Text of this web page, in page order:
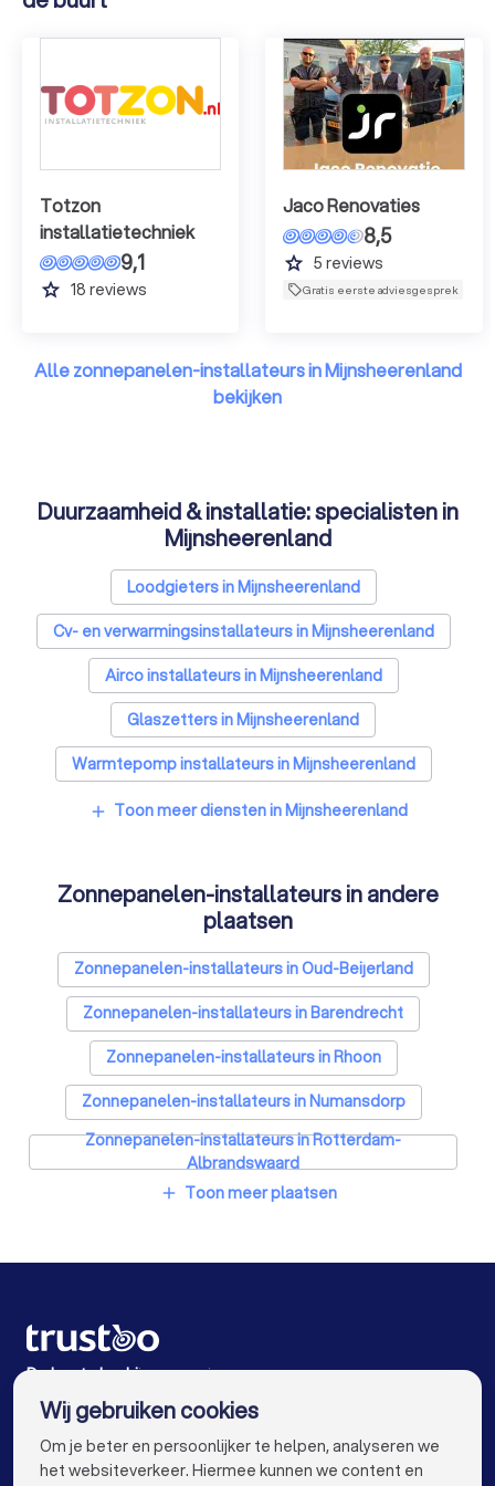
Totzon
installatietechniek
9,1
grade 18 reviews
Jaco Renovaties
8,5
grade 5 reviews
Gratis eerste adviesgesprek
Alle zonnepanelen-installateurs in Mijnsheerenland
bekijken
Duurzaamheid & installatie: specialisten in
Mijnsheerenland
Loodgieters in Mijnsheerenland
Cv- en verwarmingsinstallateurs in Mijnsheerenland
Airco installateurs in Mijnsheerenland
Glaszetters in Mijnsheerenland
Warmtepomp installateurs in Mijnsheerenland
Kozijnen specialisten in Mijnsheerenland
Thuisbatterij installateurs in Mijnsheerenland
add Toon meer diensten in Mijnsheerenland
Zonnepanelen-installateurs in andere
plaatsen
Zonnepanelen-installateurs in Oud-Beijerland
Zonnepanelen-installateurs in Barendrecht
Zonnepanelen-installateurs in Rhoon
Zonnepanelen-installateurs in Numansdorp
Zonnepanelen-installateurs in Rotterdam-
Albrandswaard
Zonnepanelen-installateurs in Zwijndrecht
Zonnepanelen-installateurs in Hendrik-Ido-Ambacht
Zonnepanelen-installateurs in Spijkenisse
Zonnepanelen-installateurs in Amsterdam
Zonnepanelen-installateurs in Rotterdam
add Toon meer plaatsen
De beste bedrijven voor jou
Wij gebruiken cookies
Om je beter en persoonlijker te helpen, analyseren we
het websiteverkeer. Hiermee kunnen we content en